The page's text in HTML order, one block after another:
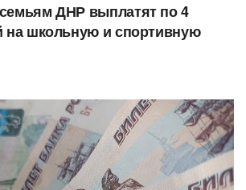
ДНР выплатят по 4
на школьную и спортивную